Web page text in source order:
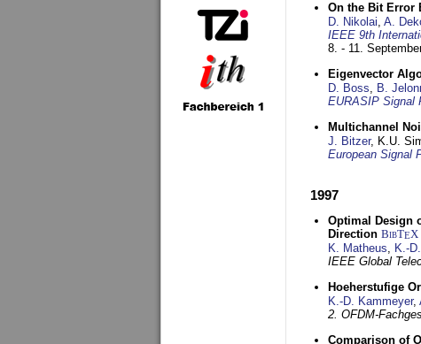
On the Bit Error
D. Nikolai, A.
IEEE 9th
8. - 11.
Eigenvector
D. Boss, B.
EURASIP Signal
Multichannel
J. Bitzer, K.U.
European Signal
1997
Optimal Design
Direction BibTEX
K. Matheus, K.-
IEEE Global
Hoeherstufige
K.-D. Kammeyer,
2. OFDM-
Comparison of